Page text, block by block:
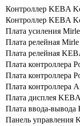
Контроллер KEBA
Контроллер KEBA
Плата усиления Mirle
Плата релейная
Плата релейная
Плата контроллера
Плата контроллера
Плата контроллера
Плата дисплея
Плата ввода-вывода
Панель управления